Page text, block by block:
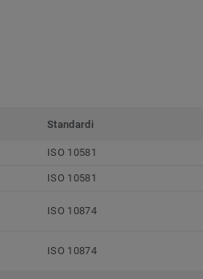
Standardi
ISO 10581
ISO 10581
ISO 10874
ISO 10874